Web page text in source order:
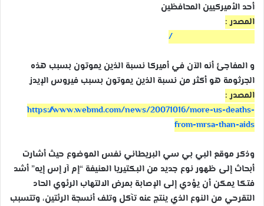
أحد الأميركيين المحافظين
المصدر :
و المفاجئ أنه الآن في أميركا نسبة الذين يموتون بسبب هذه
الجرثومة هو أكثر من نسبة الذين يموتون بسبب فيروس الإيدز
المصدر :
https://www.webmd.com/news/20071016/more-us-deaths-
from-mrsa-than-aids
وذكر موقع البي بي سي البريطاني نفس الموضوع حيث أشارت
أبحاث إلى ظهور نوع جديد من البكتيريا العنيفة “إم آر إس إيه” أشد
فتكا يمكن أن يؤدي إلى الإصابة بمرض الالتهاب الرئوي الحاد
التقرحي من النوع الذي ينتج عنه تآكل وتلف أنسجة الرئتين، وتتسبب